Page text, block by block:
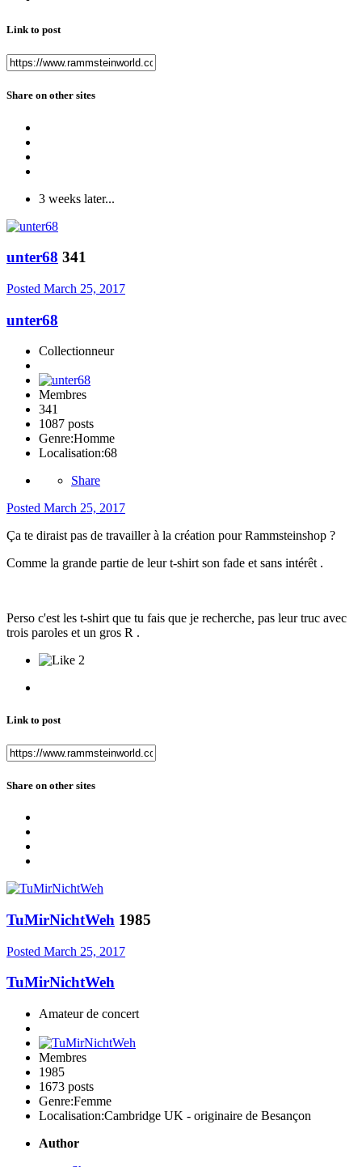
Link to post
Share on other sites
3 weeks later...
unter68 341
Posted March 25, 2017
unter68
Collectionneur
Membres
341
1087 posts
Genre:Homme
Localisation:68
Share
Posted March 25, 2017
Ça te diraist pas de travailler à la création pourRammsteinshop ?
Comme la grande partie de leur t-shirt son fade et sans intérêt .
Perso c'est les t-shirt que tu fais que je recherche, pas leur truc avec
trois paroles et un gros R .
2
Link to post
Share on other sites
TuMirNichtWeh 1985
Posted March 25, 2017
TuMirNichtWeh
Amateur de concert
Membres
1985
1673 posts
Genre:Femme
Localisation:Cambridge UK - originaire de Besançon
Author